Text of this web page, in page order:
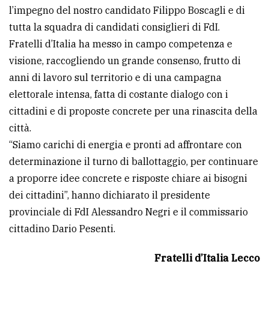
Ricerca
avanzata
ALTRE
TESTATE
PRIVACY
Privacy
policy
l’impegno del nostro candidato Filippo Boscagli e di
tutta la squadra di candidati consiglieri di FdI.
Fratelli d’Italia ha messo in campo competenza e
visione, raccogliendo un grande consenso, frutto di
anni di lavoro sul territorio e di una campagna
elettorale intensa, fatta di costante dialogo con i
cittadini e di proposte concrete per una rinascita della
città.
“Siamo carichi di energia e pronti ad affrontare con
determinazione il turno di ballottaggio, per continuare
a proporre idee concrete e risposte chiare ai bisogni
dei cittadini”, hanno dichiarato il presidente
provinciale di FdI Alessandro Negri e il commissario
cittadino Dario Pesenti.
Fratelli d’Italia Lecco